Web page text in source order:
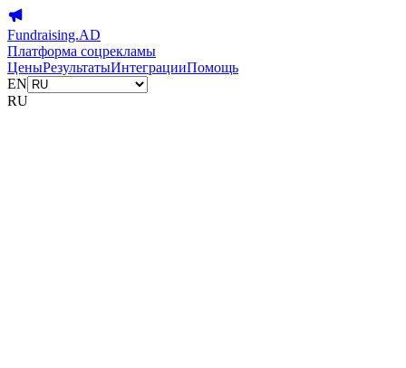
Fundraising.AD
Платформа соцрекламы
ЦеныРезультатыИнтеграцииПомощь
EN
RU